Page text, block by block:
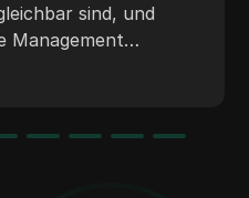
sind, und
Management
verbesserte
einen Schritt weiter,